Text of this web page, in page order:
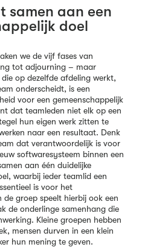
samen aan een
doel
we de vijf fases van
tot adjourning – maar
op dezelfde afdeling werkt,
onderscheidt, is een
voor een gemeenschappelijk
dat teamleden niet elk op een
hun eigen werk zitten te
naar een resultaat. Denk
dat verantwoordelijk is voor
softwaresysteem binnen een
aan één duidelijke
waarbij ieder teamlid een
is voor het
groep speelt hierbij ook een
de onderlinge samenhang die
Kleine groepen hebben
mensen durven in een klein
hun mening te geven.